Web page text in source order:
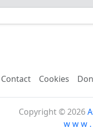
Contact Cookies
Copyright © 2026
w w w